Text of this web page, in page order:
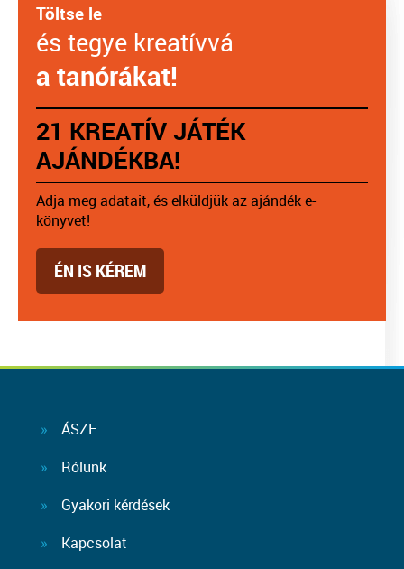
Töltse le
és tegye kreatívvá
a tanórákat!
21 KREATÍV JÁTÉK
AJÁNDÉKBA!
Adja meg adatait, és elküldjük az ajándék e-
könyvet!
ÉN IS KÉREM
ÁSZF
Rólunk
Gyakori kérdések
Kapcsolat